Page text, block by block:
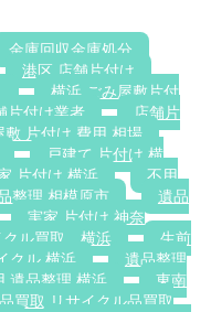
金庫回収金庫処分
港区 店舗片付け
横浜 ごみ屋敷片付
片付け業者
店舗片
敷 片付け 費用 相場
戸建て 片付け 横
片付け 横浜
不用
整理 相模原市
遺品
実家 片付け 神奈
クル買取 横浜
生前
クル 横浜
遺品整理
遺品整理 横浜
東南
買取 リサイクル品買取